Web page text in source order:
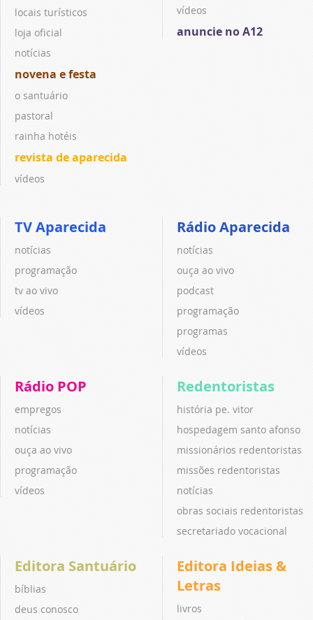
locais turísticos
loja oficial
notícias
novena e festa
o santuário
pastoral
rainha hotéis
revista de aparecida
vídeos
vídeos
anuncie no A12
TV Aparecida
notícias
programação
tv ao vivo
vídeos
Rádio Aparecida
notícias
ouça ao vivo
podcast
programação
programas
vídeos
Rádio POP
empregos
notícias
ouça ao vivo
programação
vídeos
Redentoristas
história pe. vitor
hospedagem santo afonso
missionários redentoristas
missões redentoristas
notícias
obras sociais redentoristas
secretariado vocacional
Editora Santuário
bíblias
deus conosco
Editora Ideias &
Letras
livros